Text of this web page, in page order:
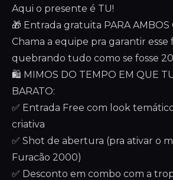
Aqui o presente é TU!
🎁 Entrada gratuita PARA AMBOS
Chama a equipe pra garantir esse
quebrando tudo como se fosse
🛍️ MIMOS DO TEMPO EM QUE
BARATO:
✅ Entrada Free com look
criativa
✅ Shot de abertura (pra ativar o
Furacão 2000)
✅ Desconto em combo com a